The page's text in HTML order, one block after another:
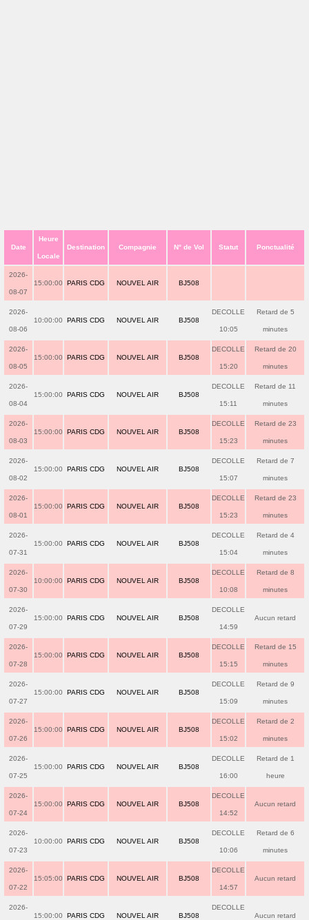
Date
Heure
Locale
Destination Compagnie N° de Vol Statut Ponctualité
2026-
08-07
15:00:00 PARIS CDG NOUVEL AIR BJ508
2026-
08-06
10:00:00 PARIS CDG NOUVEL AIR BJ508
DECOLLE
10:05
Retard de 5
minutes
2026-
08-05
15:00:00 PARIS CDG NOUVEL AIR BJ508
DECOLLE
15:20
Retard de 20
minutes
2026-
08-04
15:00:00 PARIS CDG NOUVEL AIR BJ508
DECOLLE
15:11
Retard de 11
minutes
2026-
08-03
15:00:00 PARIS CDG NOUVEL AIR BJ508
DECOLLE
15:23
Retard de 23
minutes
2026-
08-02
15:00:00 PARIS CDG NOUVEL AIR BJ508
DECOLLE
15:07
Retard de 7
minutes
2026-
08-01
15:00:00 PARIS CDG NOUVEL AIR BJ508
DECOLLE
15:23
Retard de 23
minutes
2026-
07-31
15:00:00 PARIS CDG NOUVEL AIR BJ508
DECOLLE
15:04
Retard de 4
minutes
2026-
07-30
10:00:00 PARIS CDG NOUVEL AIR BJ508
DECOLLE
10:08
Retard de 8
minutes
2026-
07-29
15:00:00 PARIS CDG NOUVEL AIR BJ508
DECOLLE
14:59
Aucun retard
2026-
07-28
15:00:00 PARIS CDG NOUVEL AIR BJ508
DECOLLE
15:15
Retard de 15
minutes
2026-
07-27
15:00:00 PARIS CDG NOUVEL AIR BJ508
DECOLLE
15:09
Retard de 9
minutes
2026-
07-26
15:00:00 PARIS CDG NOUVEL AIR BJ508
DECOLLE
15:02
Retard de 2
minutes
2026-
07-25
15:00:00 PARIS CDG NOUVEL AIR BJ508
DECOLLE
16:00
Retard de 1
heure
2026-
07-24
15:00:00 PARIS CDG NOUVEL AIR BJ508
DECOLLE
14:52
Aucun retard
2026-
07-23
10:00:00 PARIS CDG NOUVEL AIR BJ508
DECOLLE
10:06
Retard de 6
minutes
2026-
07-22
15:05:00 PARIS CDG NOUVEL AIR BJ508
DECOLLE
14:57
Aucun retard
2026-
15:00:00 PARIS CDG NOUVEL AIR BJ508
DECOLLE
Aucun retard